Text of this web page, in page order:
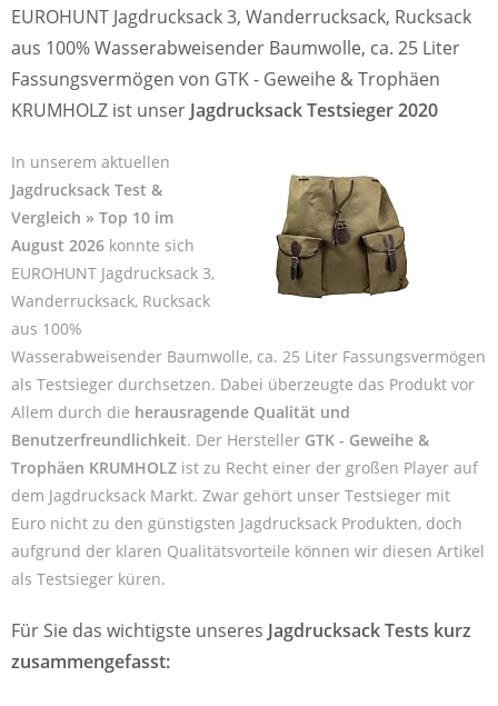
EUROHUNT Jagdrucksack 3, Wanderrucksack, Rucksack
aus 100% Wasserabweisender Baumwolle, ca. 25 Liter
Fassungsvermögen von GTK - Geweihe & Trophäen
KRUMHOLZ ist unser Jagdrucksack Testsieger 2020
In unserem aktuellen
Jagdrucksack Test &
Vergleich » Top 10 im
August 2026 konnte sich
EUROHUNT Jagdrucksack 3,
Wanderrucksack, Rucksack
aus 100%
Wasserabweisender Baumwolle, ca. 25 Liter Fassungsvermögen
als Testsieger durchsetzen. Dabei überzeugte das Produkt vor
Allem durch die herausragende Qualität und
Benutzerfreundlichkeit. Der Hersteller GTK - Geweihe &
Trophäen KRUMHOLZ ist zu Recht einer der großen Player auf
dem Jagdrucksack Markt. Zwar gehört unser Testsieger mit
Euro nicht zu den günstigsten Jagdrucksack Produkten, doch
aufgrund der klaren Qualitätsvorteile können wir diesen Artikel
als Testsieger küren.
Für Sie das wichtigste unseres Jagdrucksack Tests kurz
zusammengefasst: